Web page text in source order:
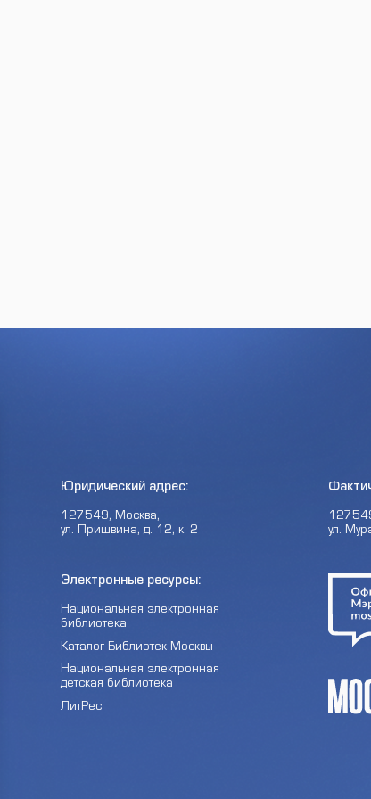
ул.
Юридический адрес:
127549, Москва,
ул. Пришвина, д. 12, к. 2
Электронные ресурсы:
Национальная электронная
библиотека
Каталог Библиотек Москвы
Национальная электронная
детская библиотека
ЛитРес